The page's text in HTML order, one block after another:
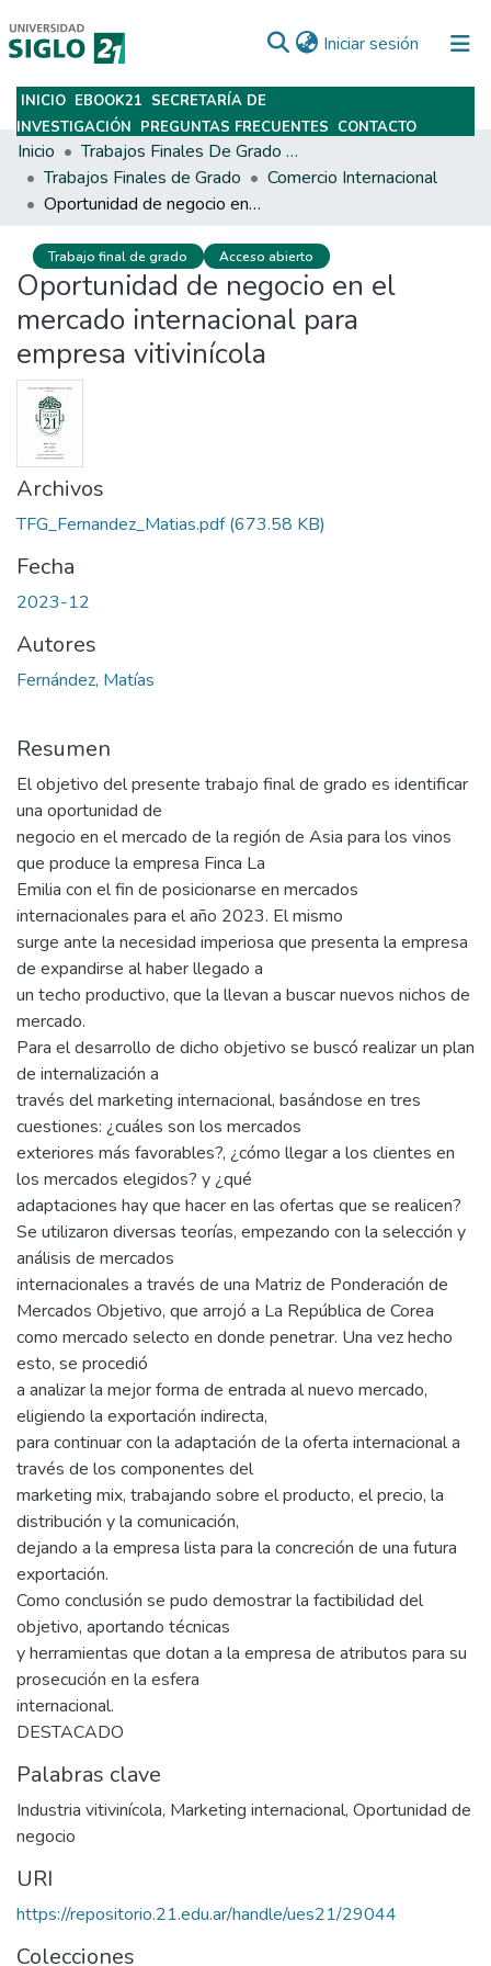
Iniciar sesión (current)
Subir
INICIO EBOOK21 SECRETARÍA DE
INVESTIGACIÓN PREGUNTAS FRECUENTES CONTACTO
Inicio
Trabajos Finales De Grado Y Posgrado
Trabajos Finales de Grado
Comercio Internacional
Oportunidad de negocio en el mercado internacional para empresa vitivinícola
Trabajo final de grado Acceso abierto
Oportunidad de negocio en el
mercado internacional para
empresa vitivinícola
Archivos
TFG_Fernandez_Matias.pdf(673.58 KB)
Fecha
2023-12
Autores
Fernández, Matías
Resumen
El objetivo del presente trabajo final de grado es identificar
una oportunidad de
negocio en el mercado de la región de Asia para los vinos
que produce la empresa Finca La
Emilia con el fin de posicionarse en mercados
internacionales para el año 2023. El mismo
surge ante la necesidad imperiosa que presenta la empresa
de expandirse al haber llegado a
un techo productivo, que la llevan a buscar nuevos nichos de
mercado.
Para el desarrollo de dicho objetivo se buscó realizar un plan
de internalización a
través del marketing internacional, basándose en tres
cuestiones: ¿cuáles son los mercados
exteriores más favorables?, ¿cómo llegar a los clientes en
los mercados elegidos? y ¿qué
adaptaciones hay que hacer en las ofertas que se realicen?
Se utilizaron diversas teorías, empezando con la selección y
análisis de mercados
internacionales a través de una Matriz de Ponderación de
Mercados Objetivo, que arrojó a La República de Corea
como mercado selecto en donde penetrar. Una vez hecho
esto, se procedió
a analizar la mejor forma de entrada al nuevo mercado,
eligiendo la exportación indirecta,
para continuar con la adaptación de la oferta internacional a
través de los componentes del
marketing mix, trabajando sobre el producto, el precio, la
distribución y la comunicación,
dejando a la empresa lista para la concreción de una futura
exportación.
Como conclusión se pudo demostrar la factibilidad del
objetivo, aportando técnicas
y herramientas que dotan a la empresa de atributos para su
prosecución en la esfera
internacional.
DESTACADO
Palabras clave
Industria vitivinícola, Marketing internacional, Oportunidad de
negocio
URI
https://repositorio.21.edu.ar/handle/ues21/29044
Colecciones